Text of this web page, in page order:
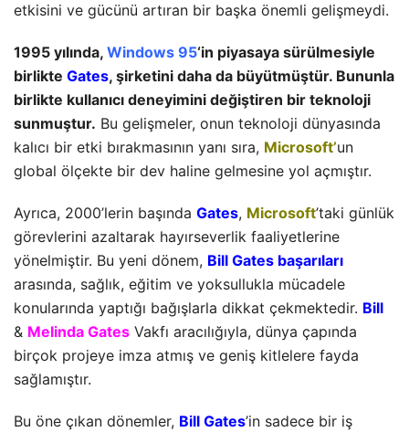
etkisini ve gücünü artıran bir başka önemli gelişmeydi.
1995 yılında, Windows 95‘in piyasaya sürülmesiyle
birlikte Gates, şirketini daha da büyütmüştür. Bununla
birlikte kullanıcı deneyimini değiştiren bir teknoloji
sunmuştur. Bu gelişmeler, onun teknoloji dünyasında
kalıcı bir etki bırakmasının yanı sıra, Microsoft’un
global ölçekte bir dev haline gelmesine yol açmıştır.
Ayrıca, 2000’lerin başında Gates, Microsoft’taki günlük
görevlerini azaltarak hayırseverlik faaliyetlerine
yönelmiştir. Bu yeni dönem, Bill Gates başarıları
arasında, sağlık, eğitim ve yoksullukla mücadele
konularında yaptığı bağışlarla dikkat çekmektedir. Bill
& Melinda Gates Vakfı aracılığıyla, dünya çapında
birçok projeye imza atmış ve geniş kitlelere fayda
sağlamıştır.
Bu öne çıkan dönemler, Bill Gates’in sadece bir iş